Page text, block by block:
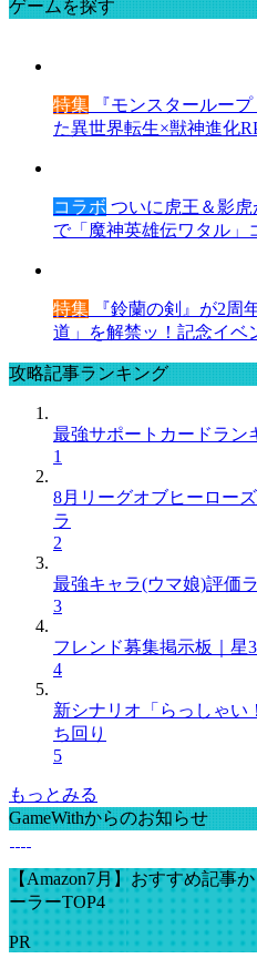
ゲームを探す
特集 『モンスタールー
た異世界転生×獣神進化
コラボ ついに虎王＆影虎
で「魔神英雄伝ワタル」
特集 『鈴蘭の剣』が2周
道」を解禁ッ！記念イベ
攻略記事ランキング
最強サポートカードラン
1
8月リーグオブヒーロー
ラ
2
最強キャラ(ウマ娘)評価
3
フレンド募集掲示板｜星
4
新シナリオ「らっしゃい
ち回り
5
もっとみる
GameWithからのお知らせ
【Amazon7月】おすすめ記事
ーラーTOP4
PR